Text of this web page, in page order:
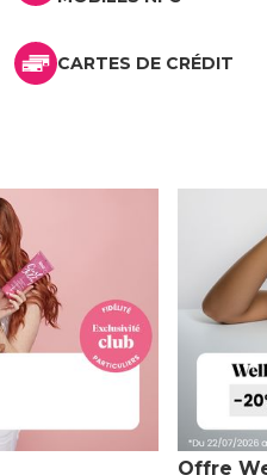
CARTES DE CRÉDIT
Offre